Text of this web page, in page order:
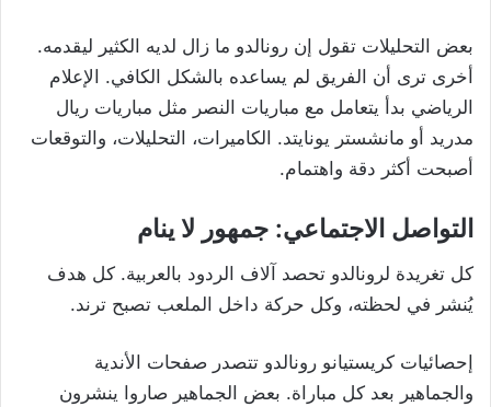
بعض التحليلات تقول إن رونالدو ما زال لديه الكثير ليقدمه.
أخرى ترى أن الفريق لم يساعده بالشكل الكافي. الإعلام
الرياضي بدأ يتعامل مع مباريات النصر مثل مباريات ريال
مدريد أو مانشستر يونايتد. الكاميرات، التحليلات، والتوقعات
أصبحت أكثر دقة واهتمام.
التواصل الاجتماعي: جمهور لا ينام
كل تغريدة لرونالدو تحصد آلاف الردود بالعربية. كل هدف
يُنشر في لحظته، وكل حركة داخل الملعب تصبح ترند.
إحصائيات كريستيانو رونالدو تتصدر صفحات الأندية
والجماهير بعد كل مباراة. بعض الجماهير صاروا ينشرون